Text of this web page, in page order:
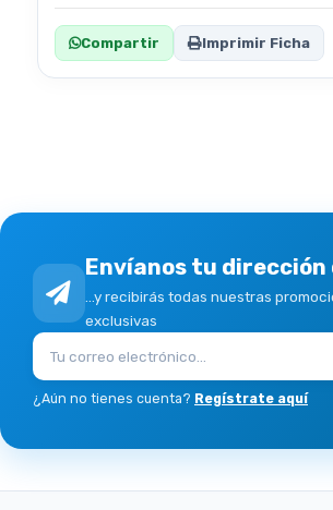
Compartir Imprimir Ficha
Envíanos tu dirección
...y recibirás todas nuestras
exclusivas
¿Aún no tienes cuenta? Regístrate aquí